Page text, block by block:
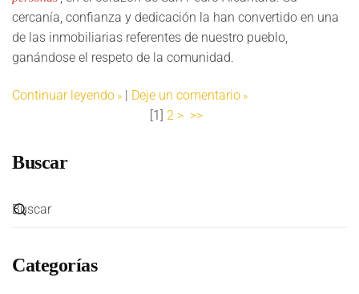
cercanía, confianza y dedicación la han convertido en una
de las inmobiliarias referentes de nuestro pueblo,
ganándose el respeto de la comunidad.
Continuar leyendo | Deje un comentario
[1] 2 > >>
Buscar
Categorías